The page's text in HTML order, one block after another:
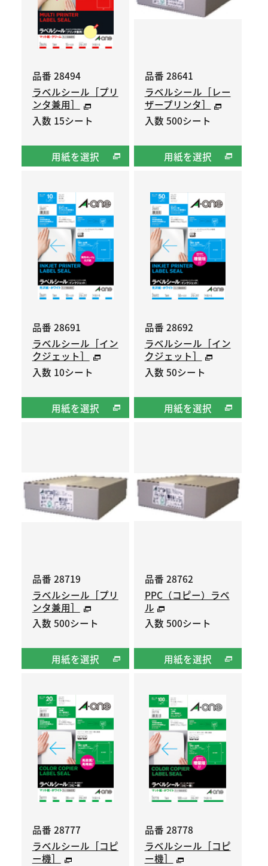
品番 28494
ラベルシール［プリ
ンタ兼用］
入数 15シート
用紙を選択
品番 28641
ラベルシール［レー
ザープリンタ］
入数 500シート
用紙を選択
品番 28691
ラベルシール［イン
クジェット］
入数 10シート
用紙を選択
品番 28692
ラベルシール［イン
クジェット］
入数 50シート
用紙を選択
品番 28719
ラベルシール［プリ
ンタ兼用］
入数 500シート
用紙を選択
品番 28762
PPC（コピー）ラベ
ル
入数 500シート
用紙を選択
品番 28777
ラベルシール［コピ
ー機］
品番 28778
ラベルシール［コピ
ー機］